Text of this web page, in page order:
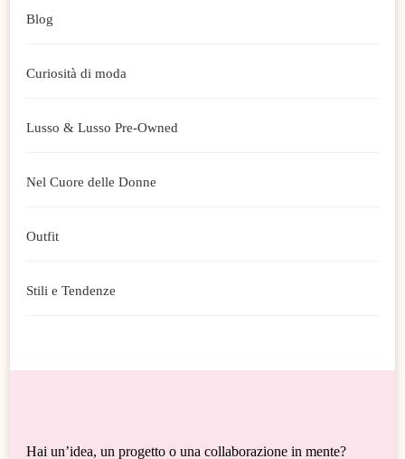
Blog
Curiosità di moda
Lusso & Lusso Pre-Owned
Nel Cuore delle Donne
Outfit
Stili e Tendenze
Hai un’idea, un progetto o una collaborazione in mente?